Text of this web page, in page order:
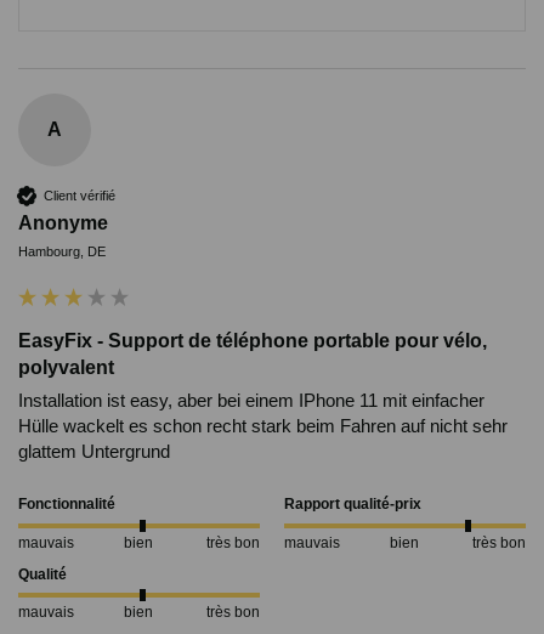
A
Client vérifié
Anonyme
Hambourg, DE
EasyFix - Support de téléphone portable pour vélo,
polyvalent
Installation ist easy, aber bei einem IPhone 11 mit einfacher
Hülle wackelt es schon recht stark beim Fahren auf nicht sehr
glattem Untergrund
Fonctionnalité
mauvais bien très bon
Rapport qualité-prix
mauvais bien
très bon
Qualité
mauvais bien très bon